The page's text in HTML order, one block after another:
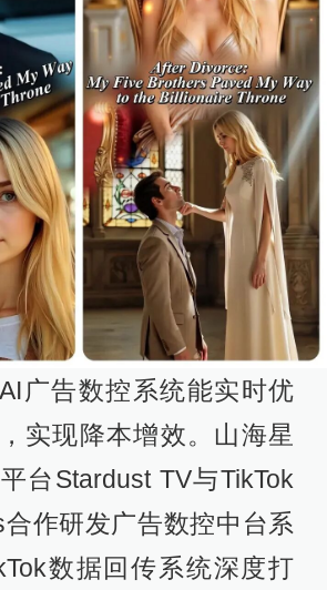
广告数控系统能实时优
实现降本增效。山海星
台Stardust TV与TikTok
作研发广告数控中台系
数据回传系统深度打